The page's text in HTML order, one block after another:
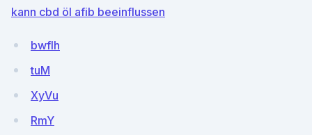
kann cbd öl afib beeinflussen
bwflh
tuM
XyVu
RmY